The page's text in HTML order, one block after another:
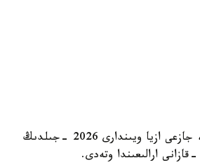
ق ر ۇ و ك مالىمەتىنشە، جازعى ازيا ويىندارى 2026 -جىلدىڭ